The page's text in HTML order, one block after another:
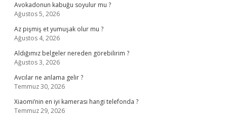
Avokadonun kabuğu soyulur mu ?
Ağustos 5, 2026
Az pişmiş et yumuşak olur mu ?
Ağustos 4, 2026
Aldığımız belgeler nereden görebilirim ?
Ağustos 3, 2026
Avcılar ne anlama gelir ?
Temmuz 30, 2026
Xiaomi’nin en iyi kamerası hangi telefonda ?
Temmuz 29, 2026